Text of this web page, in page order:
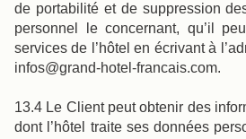
de portabilité et de suppression
personnel le concernant, qu’il
services de l’hôtel en écrivant à
infos@grand-hotel-francais.com.
13.4 Le Client peut obtenir des
dont l’hôtel traite ses données